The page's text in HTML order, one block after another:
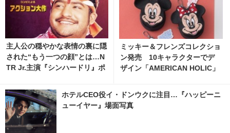
主人公の穏やかな表情の裏に隠
された“もう一つの顔”とは…N
TR Jr.主演『シンハードリ』ポ
ミッキー＆フレンズコレクショ
ン発売 10キャラクターでデ
ザイン「AMERICAN HOLIC」
ホテルCEO役イ・ドンウクに注目…『ハッピーニ
ューイヤー』場面写真